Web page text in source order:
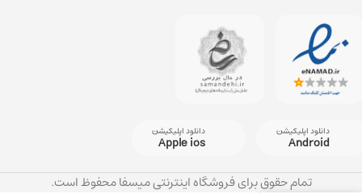
دانلود اپلیکیشن
Android
دانلود اپلیکیشن
Apple ios
تمام حقوق برای فروشگاه اینترنتی میسفا محفوظ است.